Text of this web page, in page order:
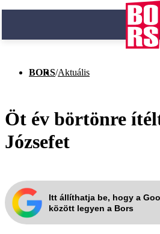
BORS/Aktuális
Öt év börtönre
Józsefet
Itt állíthatja be, hogy a
között legyen a Bors